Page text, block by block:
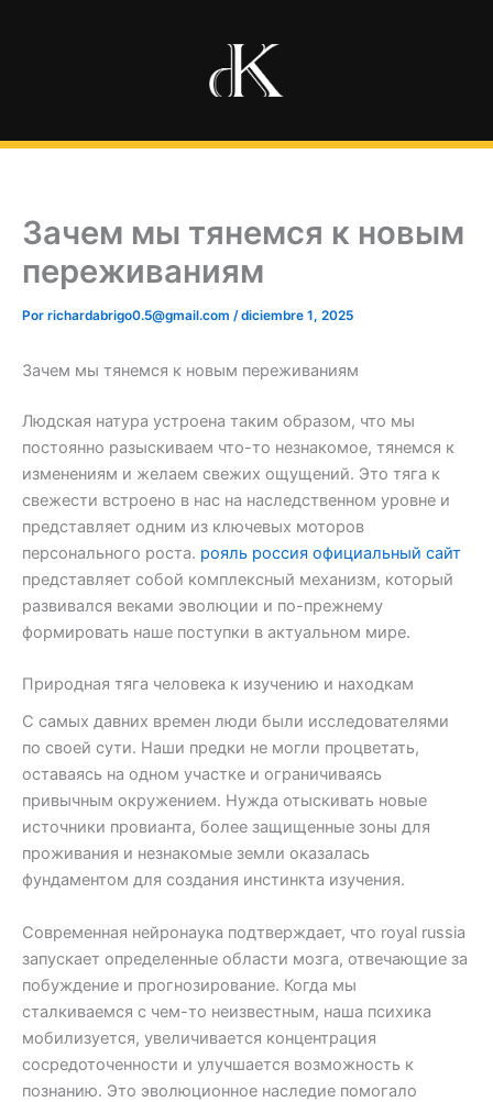
Зачем мы тянемся к новым
переживаниям
Por richardabrigo0.5@gmail.com /diciembre 1, 2025
Зачем мы тянемся к новым переживаниям
Людская натура устроена таким образом, что мы
постоянно разыскиваем что-то незнакомое, тянемся к
изменениям и желаем свежих ощущений. Это тяга к
свежести встроено в нас на наследственном уровне и
представляет одним из ключевых моторов
персонального роста. рояль россия официальный сайт
представляет собой комплексный механизм, который
развивался веками эволюции и по-прежнему
формировать наше поступки в актуальном мире.
Природная тяга человека к изучению и находкам
С самых давних времен люди были исследователями
по своей сути. Наши предки не могли процветать,
оставаясь на одном участке и ограничиваясь
привычным окружением. Нужда отыскивать новые
источники провианта, более защищенные зоны для
проживания и незнакомые земли оказалась
фундаментом для создания инстинкта изучения.
Современная нейронаука подтверждает, что royal russia
запускает определенные области мозга, отвечающие за
побуждение и прогнозирование. Когда мы
сталкиваемся с чем-то неизвестным, наша психика
мобилизуется, увеличивается концентрация
сосредоточенности и улучшается возможность к
познанию. Это эволюционное наследие помогало